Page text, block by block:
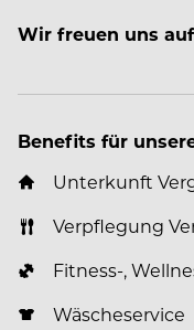
Wir freuen uns
Benefits für
Unterkunft
Verpflegung
Fitness-,
Wäscheservice